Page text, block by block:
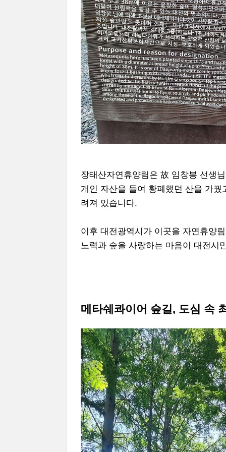
장태산자연휴양림은 故 임창봉 선생
개인 자산을 들여 황폐했던 산을 가
려져 있습니다.
이후 대전광역시가 이곳을 자연휴양
노력과 숲을 사랑하는 마음이 대전시
메타쉐콰이어 숲길, 도심 속